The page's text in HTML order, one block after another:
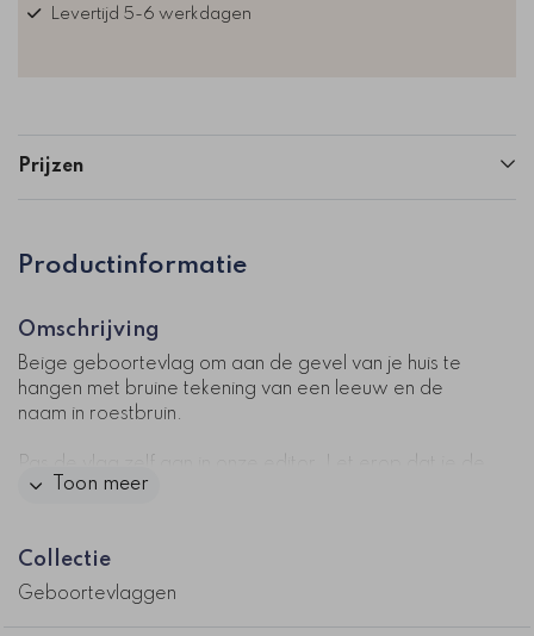
Levertijd 5-6 werkdagen
Prijzen
Productinformatie
Omschrijving
Beige geboortevlag om aan de gevel van je huis te
hangen met bruine tekening van een leeuw en de
naam in roestbruin.
vlag aan 2 zijden aanpast!
Let op: Levertijd is 5-6 werkdagen.
Toon meer
Collectie
Geboortevlaggen